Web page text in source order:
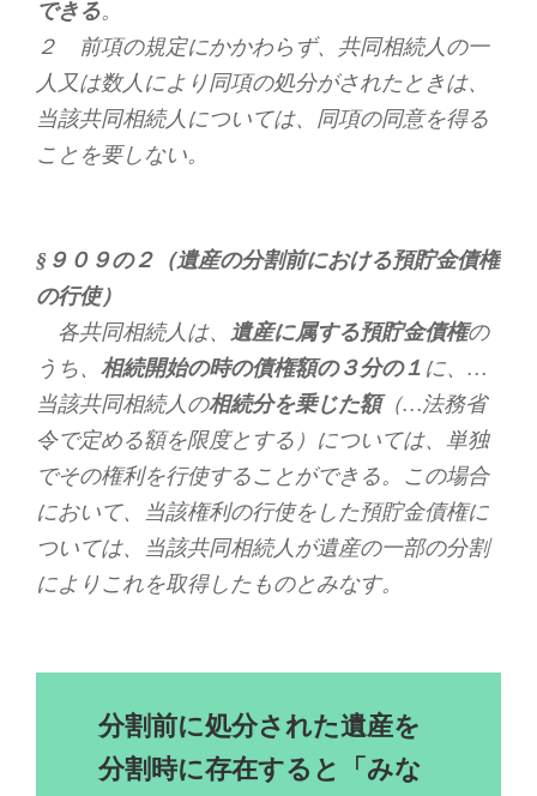
できる。
２ 前項の規定にかかわらず、共同相続人の一
人又は数人により同項の処分がされたときは、
当該共同相続人については、同項の同意を得る
ことを要しない。
§９０９の２（遺産の分割前における預貯金債権
の行使）
各共同相続人は、 遺産に属する預貯金債権の
うち、 相続開始の時の債権額の３分の１ に、…
当該共同相続人の相続分を乗じた額（…法務省
令で定める額を限度とする）については、単独
でその権利を行使することができる。この場合
において、当該権利の行使をした預貯金債権に
ついては、当該共同相続人が遺産の一部の分割
によりこれを取得したものとみなす。
分割前に処分された遺産を
分割時に存在すると「みな